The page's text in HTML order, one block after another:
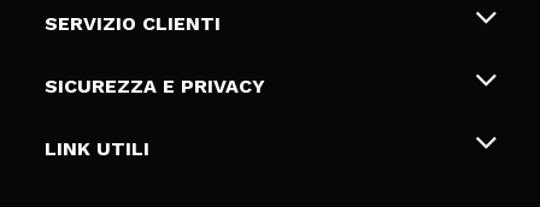
Chi siamo
Gift Cards
SERVIZIO CLIENTI
Spedizioni & Resi
Metodi di pagamamento
SICUREZZA E PRIVACY
Termini e condizioni
LINK UTILI